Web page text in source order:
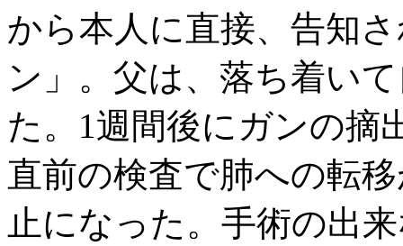
から本人に直接、告知
ン」。父は、落ち着い
た。1週間後にガンの摘
直前の検査で肺への転
止になった。手術の出